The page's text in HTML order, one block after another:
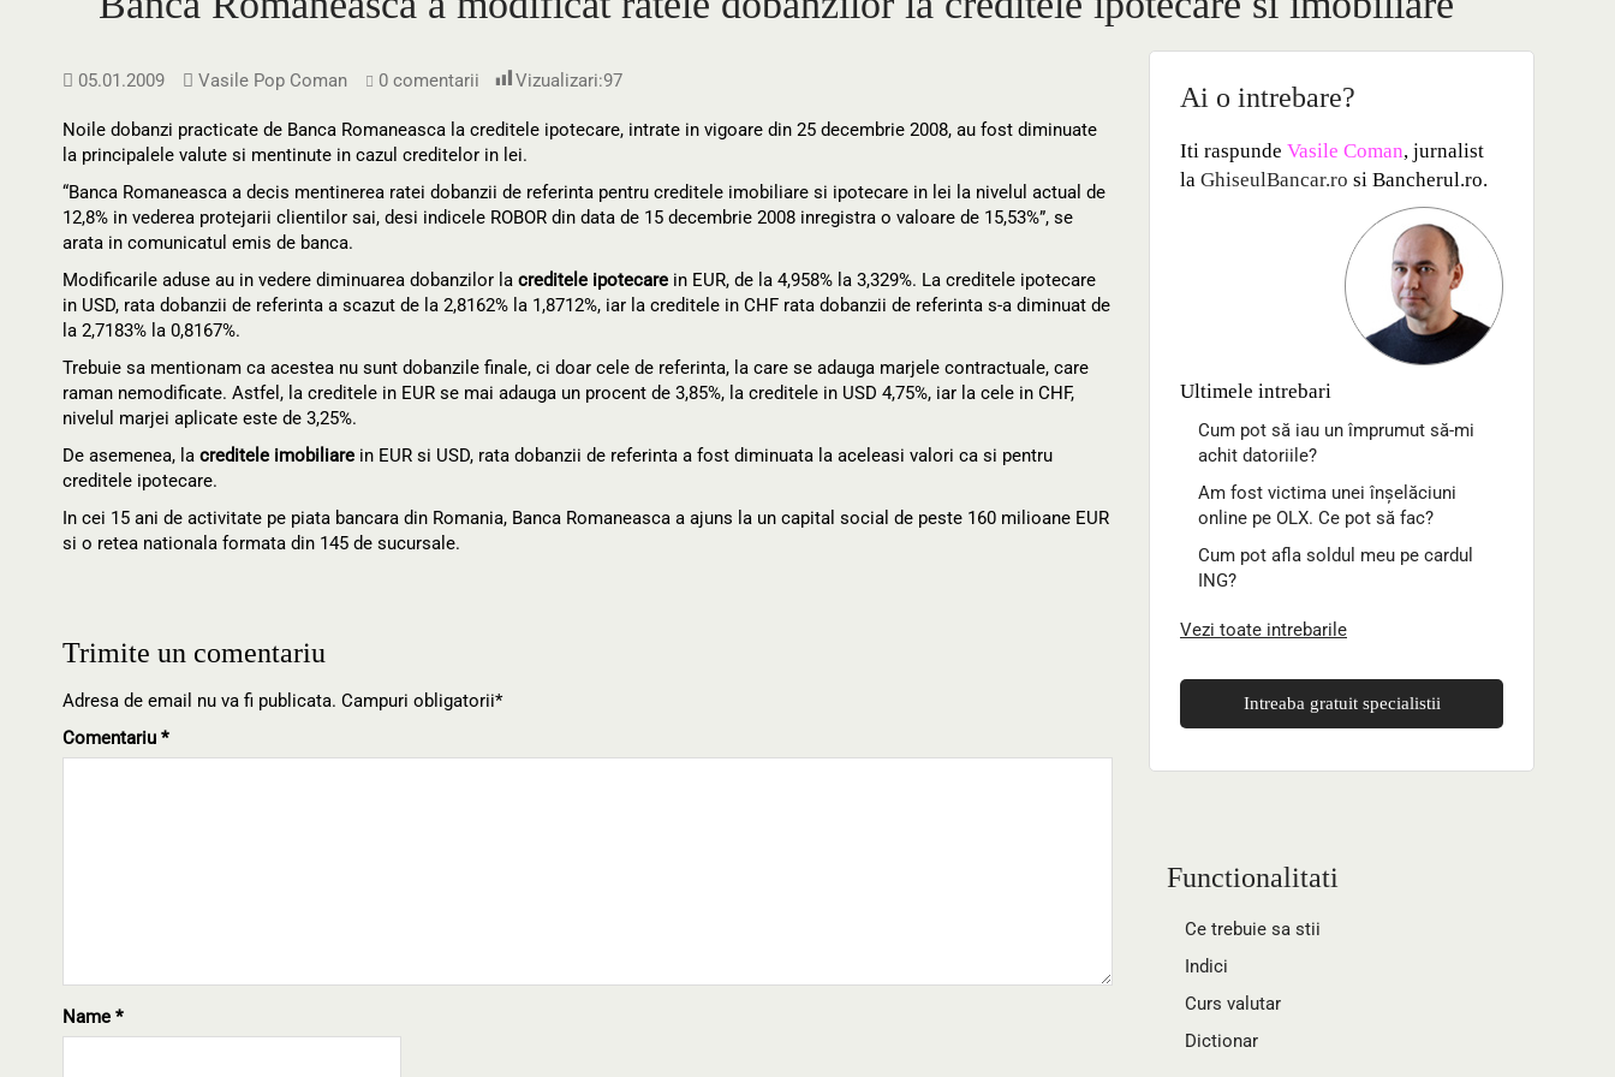
05.01.2009 Vasile Pop Coman 0 comentarii Vizualizari:97
Noile dobanzi practicate de Banca Romaneasca la creditele ipotecare, intrate in vigoare din 25 decembrie 2008, au fost diminuate
la principalele valute si mentinute in cazul creditelor in lei.
“Banca Romaneasca a decis mentinerea ratei dobanzii de referinta pentru creditele imobiliare si ipotecare in lei la nivelul actual de
12,8% in vederea protejarii clientilor sai, desi indicele ROBOR din data de 15 decembrie 2008 inregistra o valoare de 15,53%”, se
arata in comunicatul emis de banca.
Modificarile aduse au in vedere diminuarea dobanzilor la creditele ipotecare in EUR, de la 4,958% la 3,329%. La creditele ipotecare
in USD, rata dobanzii de referinta a scazut de la 2,8162% la 1,8712%, iar la creditele in CHF rata dobanzii de referinta s-a diminuat de
la 2,7183% la 0,8167%.
Trebuie sa mentionam ca acestea nu sunt dobanzile finale, ci doar cele de referinta, la care se adauga marjele contractuale, care
raman nemodificate. Astfel, la creditele in EUR se mai adauga un procent de 3,85%, la creditele in USD 4,75%, iar la cele in CHF,
nivelul marjei aplicate este de 3,25%.
De asemenea, la creditele imobiliare in EUR si USD, rata dobanzii de referinta a fost diminuata la aceleasi valori ca si pentru
creditele ipotecare.
In cei 15 ani de activitate pe piata bancara din Romania, Banca Romaneasca a ajuns la un capital social de peste 160 milioane EUR
si o retea nationala formata din 145 de sucursale.
Trimite un comentariu
Adresa de email nu va fi publicata. Campuri obligatorii*
Comentariu *
Name *
Ai o intrebare?
Iti raspunde Vasile Coman, jurnalist
la GhiseulBancar.ro si Bancherul.ro.
Ultimele intrebari
Cum pot să iau un împrumut să-mi
achit datoriile?
Am fost victima unei înșelăciuni
online pe OLX. Ce pot să fac?
Cum pot afla soldul meu pe cardul
ING?
Vezi toate intrebarile
Intreaba gratuit specialistii
Functionalitati
Ce trebuie sa stii
Indici
Curs valutar
Dictionar